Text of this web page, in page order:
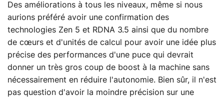
Des améliorations à tous les niveaux, même si nous
aurions préféré avoir une confirmation des
technologies Zen 5 et RDNA 3.5 ainsi que du nombre
de cœurs et d'unités de calcul pour avoir une idée plus
précise des performances d'une puce qui devrait
donner un très gros coup de boost à la machine sans
nécessairement en réduire l'autonomie. Bien sûr, il n'est
pas question d'avoir la moindre précision sur une